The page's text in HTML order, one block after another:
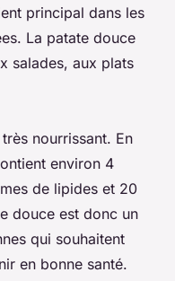
principal dans les
La patate douce
salades, aux plats
nourrissant. En
environ 4
de lipides et 20
douce est donc un
qui souhaitent
en bonne santé.